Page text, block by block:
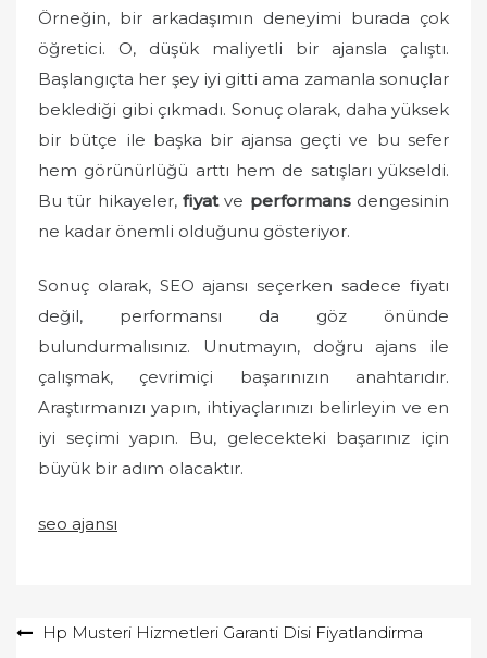
Örneğin, bir arkadaşımın deneyimi burada çok
öğretici. O, düşük maliyetli bir ajansla çalıştı.
Başlangıçta her şey iyi gitti ama zamanla sonuçlar
beklediği gibi çıkmadı. Sonuç olarak, daha yüksek
bir bütçe ile başka bir ajansa geçti ve bu sefer
hem görünürlüğü arttı hem de satışları yükseldi.
Bu tür hikayeler, fiyatve performansdengesinin
ne kadar önemli olduğunu gösteriyor.
Sonuç olarak, SEO ajansı seçerken sadece fiyatı
değil, performansı da göz önünde
bulundurmalısınız. Unutmayın, doğru ajans ile
çalışmak, çevrimiçi başarınızın anahtarıdır.
Araştırmanızı yapın, ihtiyaçlarınızı belirleyin ve en
iyi seçimi yapın. Bu, gelecekteki başarınız için
büyük bir adım olacaktır.
seo ajansı
YazıHp Musteri Hizmetleri Garanti Disi Fiyatlandirma